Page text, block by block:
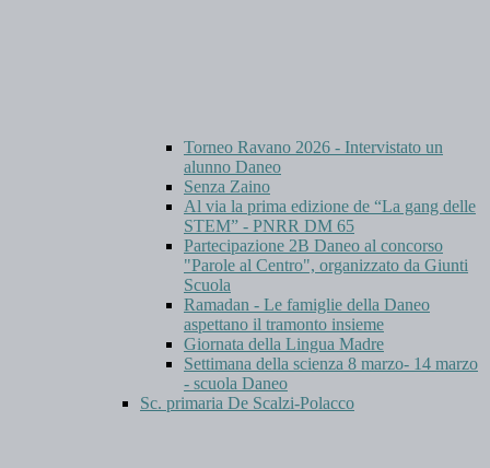
Torneo Ravano 2026 - Intervistato un
alunno Daneo
Senza Zaino
Al via la prima edizione de “La gang delle
STEM” - PNRR DM 65
Partecipazione 2B Daneo al concorso
"Parole al Centro", organizzato da Giunti
Scuola
Ramadan - Le famiglie della Daneo
aspettano il tramonto insieme
Giornata della Lingua Madre
Settimana della scienza 8 marzo- 14 marzo
- scuola Daneo
Sc. primaria De Scalzi-Polacco